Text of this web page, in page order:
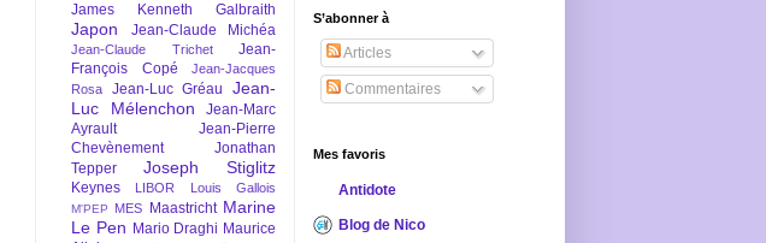
James Kenneth Galbraith
Japon Jean-Claude Michéa
Jean-Claude Trichet
Jean-
François Copé
Jean-Jacques
Rosa
Jean-Luc Gréau
Jean-
Luc Mélenchon
Jean-Marc
Ayrault
Jean-Pierre
Chevènement
Jonathan
Tepper
Joseph Stiglitz
Keynes LIBOR Louis Gallois
M'PEP MES Maastricht Marine
Le Pen Mario Draghi Maurice
S’abonner à
Articles
Commentaires
Mes favoris
Antidote
Blog de Nico